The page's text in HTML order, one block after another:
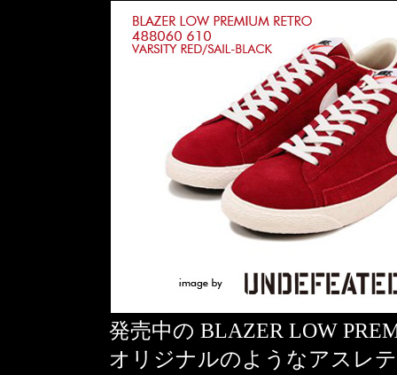
発売中の BLAZER LOW
オリジナルのようなアスレ